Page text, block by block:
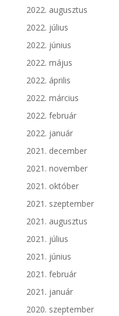
2022. augusztus
2022. július
2022. június
2022. május
2022. április
2022. március
2022. február
2022. január
2021. december
2021. november
2021. október
2021. szeptember
2021. augusztus
2021. július
2021. június
2021. február
2021. január
2020. szeptember